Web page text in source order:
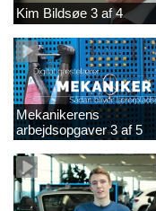
Kim Bildsøe 3 af 4
Mekanikerens
arbejdsopgaver 3 af 5
(lærepladssøgning)